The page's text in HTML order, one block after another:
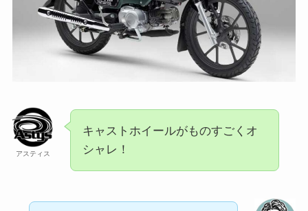
アスティス
キャストホイールがものすごくオ
シャレ！